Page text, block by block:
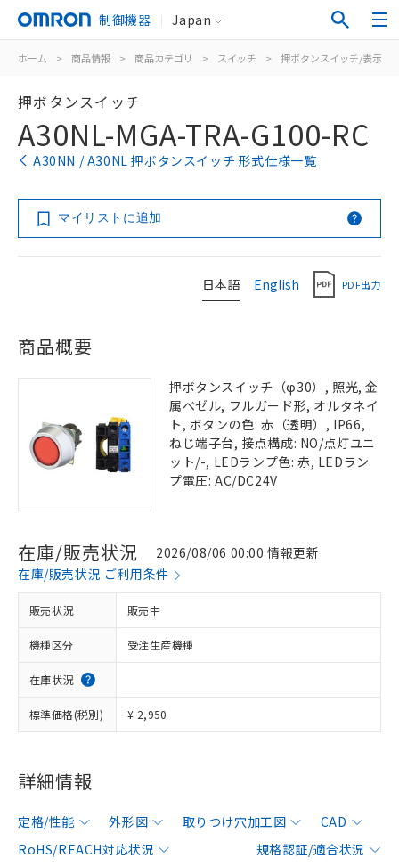
制御機器 Japan
ホーム > 商品情報 > 商品カテゴリ > スイッチ > 押ボタンスイッチ/表示灯
押ボタンスイッチ
A30NL-MGA-TRA-G100-RC
A30NN / A30NL 押ボタンスイッチ 形式仕様一覧
マイリストに追加
日本語 English PDF出力
商品概要
押ボタンスイッチ（φ30）, 照光, 金
属ベゼル, フルガード形, オルタネイ
ト, ボタンの色: 赤（透明）, IP66,
ねじ端子台, 接点構成: NO/点灯ユニ
ット/-, LEDランプ色: 赤, LEDラン
プ電圧: AC/DC24V
在庫/販売状況
2026/08/06 00:00 情報更新
在庫/販売状況 ご利用条件
販売状況 販売中
機種区分 受注生産機種
在庫状況
標準価格(税別) ¥ 2,950
詳細情報
定格/性能 外形図 取りつけ穴加工図
CAD
RoHS/REACH対応状況
規格認証/適合状況